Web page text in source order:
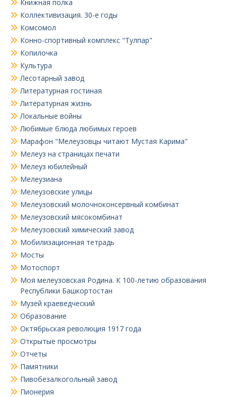
Книжная полка
Коллективизация. 30-е годы
Комсомол
Конно-спортивный комплекс "Тулпар"
Копилочка
Культура
Лесотарный завод
Литературная гостиная
Литературная жизнь
Локальные войны
Любимые блюда любимых героев
Марафон "Мелеузовцы читают Мустая Карима"
Мелеуз на страницах печати
Мелеуз юбилейный
Мелеузиана
Мелеузовские улицы
Мелеузовский молочноконсервный комбинат
Мелеузовский мясокомбинат
Мелеузовский химический завод
Мобилизационная тетрадь
Мосты
Мотоспорт
Моя мелеузовская Родина. К 100-летию образования
Республики Башкортостан
Музей краеведческий
Образование
Октябрьская революция 1917 года
Открытые просмотры
Отчеты
Памятники
Пивобезалкогольный завод
Пионерия